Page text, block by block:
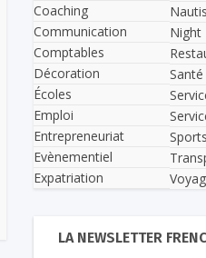
Coaching
Communication
Comptables
Décoration
Écoles
Emploi
Entrepreneuriat
Evènementiel
Expatriation
Night
Santé
Sports
LA NEWSLETTER